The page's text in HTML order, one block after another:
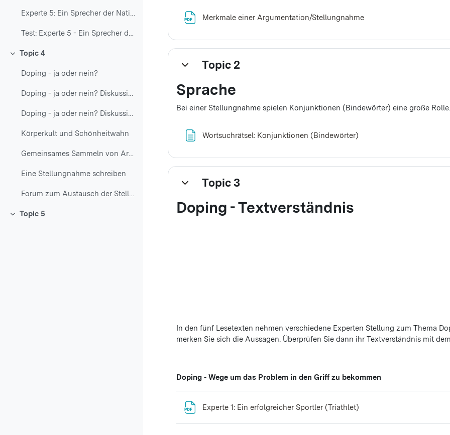
Experte 5: Ein Sprecher der Nationalen Anti-Doping-Agentur (NADA)
Test: Experte 5 - Ein Sprecher der NADA - Textverständnis
Einklappen
Topic 4
Doping - ja oder nein?
Doping - ja oder nein? Diskussion Ismail und Engin (+Video)
Doping - ja oder nein? Diskussion Petra und Zehra
Körperkult und Schönheitwahn
Gemeinsames Sammeln von Argumenten
Eine Stellungnahme schreiben
Forum zum Austausch der Stellungnahmen
Einklappen
Topic 5
Merkmale einer Argumentation/Stellungnahme
EinklappenTopic 2
Sprache
Bei einer Stellungnahme spielen Konjunktionen (Bindewörter) eine große Rolle.
Wortsuchrätsel: Konjunktionen (Bindewörter)Textseite
EinklappenTopic 3
Doping - Textverständnis
In den fünf Lesetexten nehmen verschiedene Experten Stellung zum Thema
merken Sie sich die Aussagen. Überprüfen Sie dann ihr Textverständnis mit
Doping - Wege um das Problem in den Griff zu bekommen
Experte 1: Ein erfolgreicher Sportler (Triathlet)